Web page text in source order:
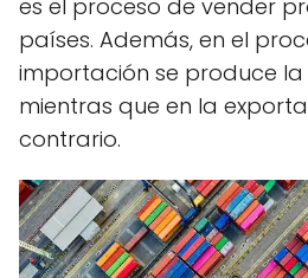
es el proceso de vender
países. Además, en el
importación se produce la
mientras que en la
contrario.